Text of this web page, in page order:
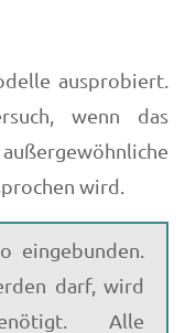
ausprobiert.
wenn das
wird.
eingebunden.
darf, wird
Alle